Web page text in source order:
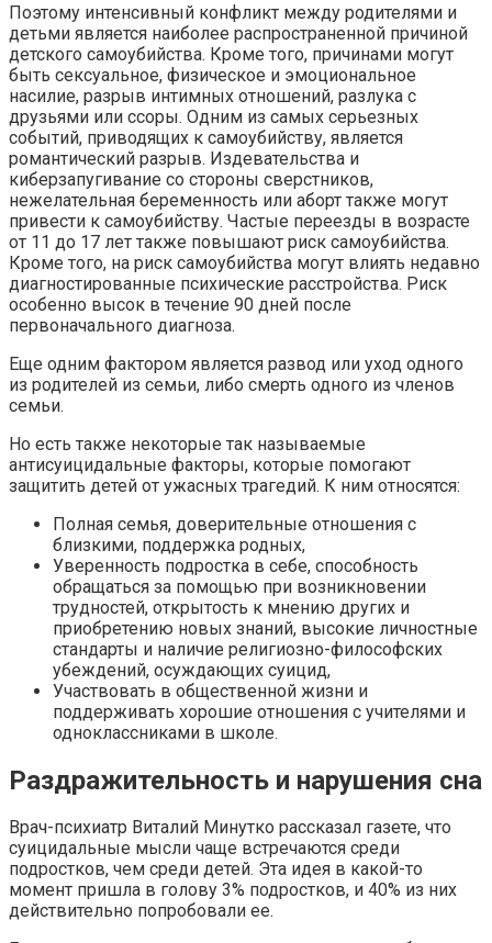
Поэтому интенсивный конфликт между родителями и
детьми является наиболее распространенной причиной
детского самоубийства. Кроме того, причинами могут
быть сексуальное, физическое и эмоциональное
насилие, разрыв интимных отношений, разлука с
друзьями или ссоры. Одним из самых серьезных
событий, приводящих к самоубийству, является
романтический разрыв. Издевательства и
киберзапугивание со стороны сверстников,
нежелательная беременность или аборт также могут
привести к самоубийству. Частые переезды в возрасте
от 11 до 17 лет также повышают риск самоубийства.
Кроме того, на риск самоубийства могут влиять недавно
диагностированные психические расстройства. Риск
особенно высок в течение 90 дней после
первоначального диагноза.
Еще одним фактором является развод или уход одного
из родителей из семьи, либо смерть одного из членов
семьи.
Но есть также некоторые так называемые
антисуицидальные факторы, которые помогают
защитить детей от ужасных трагедий. К ним относятся:
Полная семья, доверительные отношения с
близкими, поддержка родных,
Уверенность подростка в себе, способность
обращаться за помощью при возникновении
трудностей, открытость к мнению других и
приобретению новых знаний, высокие личностные
стандарты и наличие религиозно-философских
убеждений, осуждающих суицид,
Участвовать в общественной жизни и
поддерживать хорошие отношения с учителями и
одноклассниками в школе.
Раздражительность и нарушения сна
Врач-психиатр Виталий Минутко рассказал газете, что
суицидальные мысли чаще встречаются среди
подростков, чем среди детей. Эта идея в какой-то
момент пришла в голову 3% подростков, и 40% из них
действительно попробовали ее.